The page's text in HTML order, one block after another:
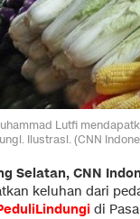
Lutfi
Ilustrasi. (CNN
Selatan, CNN
keluhan dari
di